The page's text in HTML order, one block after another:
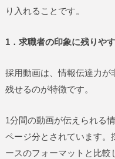
り入れることです。
1．求職者の印象に残りや
採用動画は、情報伝達力が
残せるのが特徴です。
1分間の動画が伝えられる
ページ分とされています。
ースのフォーマットと比